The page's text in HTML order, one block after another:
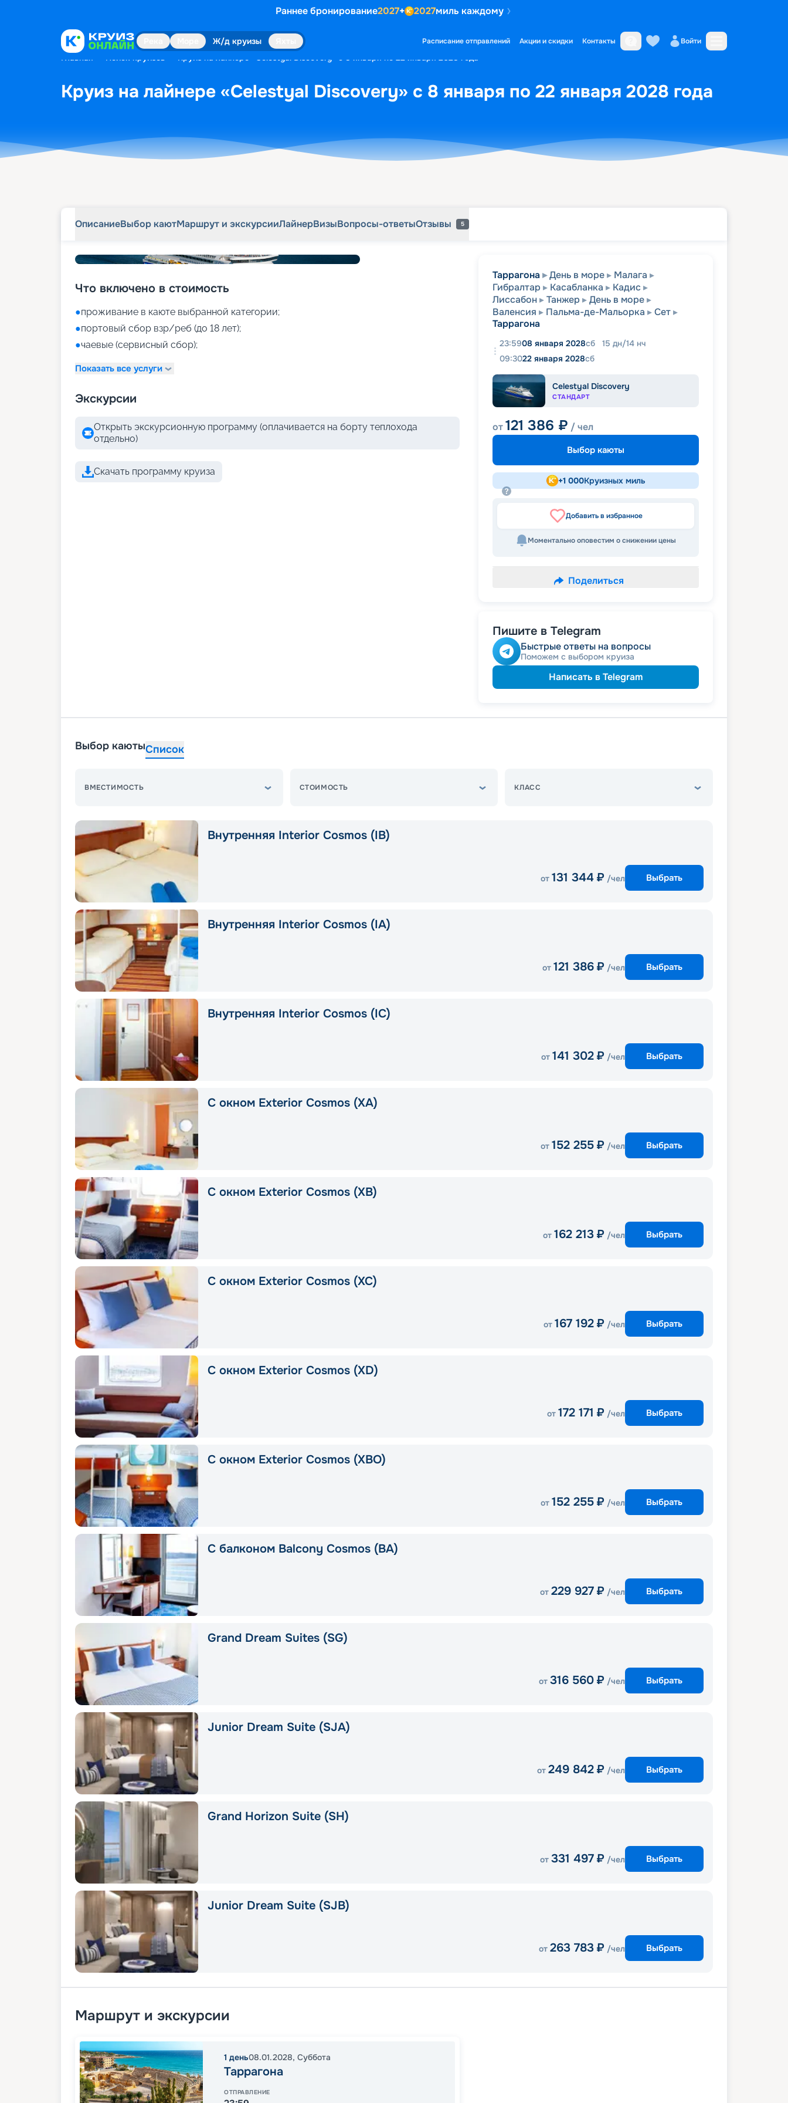
Раннее бронирование2027+ 2027миль каждому
Ж/д круизы Расписание отправлений Акции и скидки Контакты Войти
Главная Поиск круизов Круиз на лайнере «Celestyal Discovery» с 8 января по 22 января 2028 года
Круиз на лайнере «Celestyal Discovery» с 8 января по 22 января 2028 года
ОписаниеВыбор каютМаршрут и экскурсииЛайнерВизыВопросы-ответыОтзывы 5
Что включено в стоимость
●проживание в каюте выбранной категории;
●портовый сбор взр/реб (до 18 лет);
●чаевые (сервисный сбор);
Показать все услуги
Экскурсии
Открыть экскурсионную программу (оплачивается на борту теплохода
отдельно)
Скачать программу круиза
Таррагона День в море
Малага
Гибралтар
Касабланка
Кадис
Лиссабон
Танжер
День в море
Валенсия
Пальма-де-Мальорка
Сет
Таррагона
23:5908 января 2028сб 15 дн/14 нч
09:3022 января 2028сб
Celestyal Discovery
СТАНДАРТ
от121 386 ₽ / чел
Выбор каюты
+1 000Круизных миль
Добавить в избранное
Моментально оповестим о снижении цены
Поделиться
Пишите в Telegram
Быстрые ответы на вопросы
Поможем с выбором круиза
Написать в Telegram
Выбор каютыСписок
ВМЕСТИМОСТЬ СТОИМОСТЬ КЛАСС
Внутренняя Interior Cosmos (IB)
от 131 344 ₽ /чел Выбрать
Внутренняя Interior Cosmos (IA)
от 121 386 ₽ /чел Выбрать
Внутренняя Interior Cosmos (IC)
от 141 302 ₽ /чел Выбрать
С окном Exterior Cosmos (XA)
от 152 255 ₽ /чел Выбрать
С окном Exterior Cosmos (XB)
от 162 213 ₽ /чел Выбрать
С окном Exterior Cosmos (XC)
от 167 192 ₽ /чел Выбрать
С окном Exterior Cosmos (XD)
от 172 171 ₽ /чел Выбрать
С окном Exterior Cosmos (XBO)
от 152 255 ₽ /чел Выбрать
С балконом Balcony Cosmos (BA)
от 229 927 ₽ /чел Выбрать
Grand Dream Suites (SG)
от 316 560 ₽ /чел Выбрать
Junior Dream Suite (SJA)
от 249 842 ₽ /чел Выбрать
Grand Horizon Suite (SH)
от 331 497 ₽ /чел Выбрать
Junior Dream Suite (SJB)
от 263 783 ₽ /чел Выбрать
Маршрут и экскурсии
1 день08.01.2028, Суббота
Таррагона
ОТПРАВЛЕНИЕ